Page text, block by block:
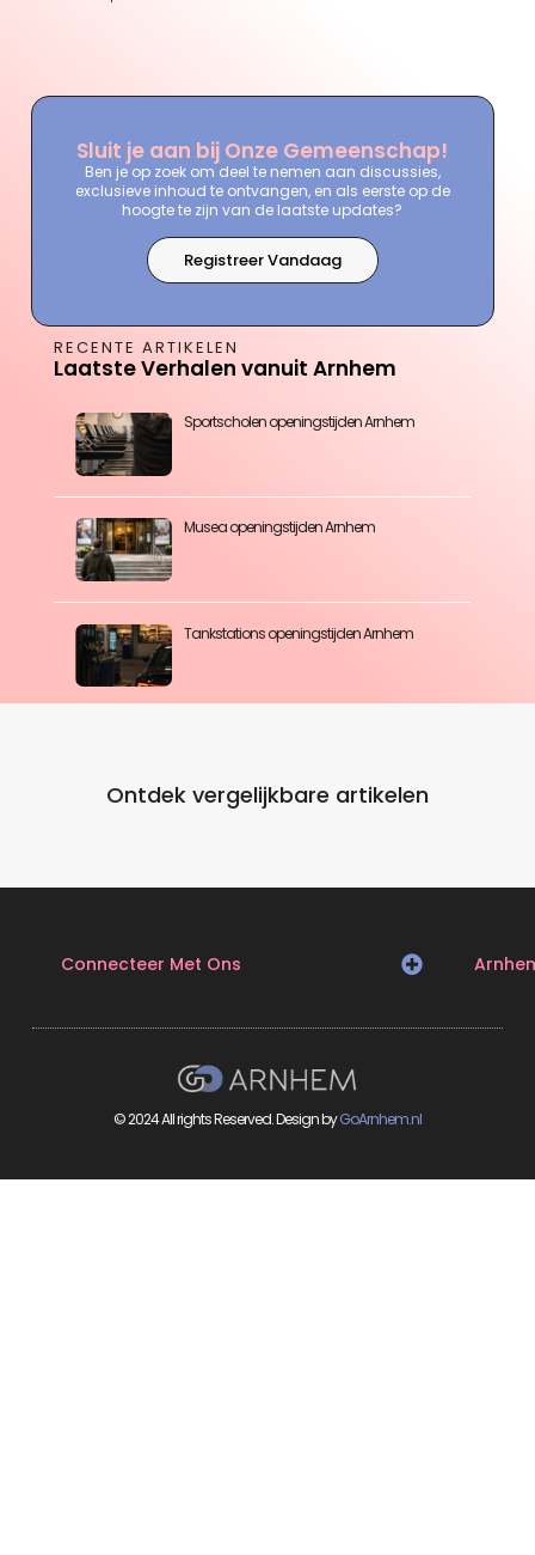
Sluit je aan bij Onze Gemeenschap!
Ben je op zoek om deel te nemen aan discussies,
exclusieve inhoud te ontvangen, en als eerste op de
hoogte te zijn van de laatste updates?
Registreer Vandaag
RECENTE ARTIKELEN
Laatste Verhalen vanuit Arnhem
Sportscholen openingstijden Arnhem
Musea openingstijden Arnhem
Tankstations openingstijden Arnhem
Ontdek vergelijkbare artikelen
Connecteer Met Ons
© 2024 All rights Reserved. Design byGoArnhem.nl